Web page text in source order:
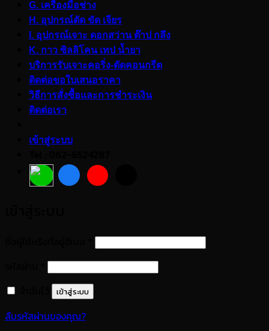
G. เครื่องมือช่าง
H. อุปกรณ์ตัด ขัด เจียร
I. อุปกรณ์เจาะ ดอกสว่าน ต๊าป กลึง
K. กาว ซิลลิโคน เทป น้ำยา
บริการรับเจาะคอริ่ง-ตัดคอนกรีต
ติดต่อขอใบเสนอราคา
วิธีการสั่งซื้อและการชำระเงิน
ติดต่อเรา
เข้าสู่ระบบ
ต้องการ
ต้องการ
เข้าสู่ระบบ
ลืมรหัสผ่านของคุณ?